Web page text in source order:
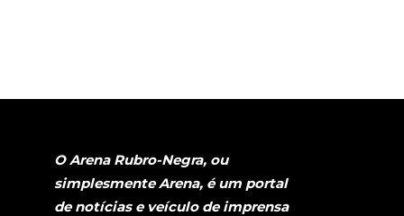
O Arena Rubro-Negra, ou
simplesmente Arena, é um portal
de notícias e veículo de imprensa